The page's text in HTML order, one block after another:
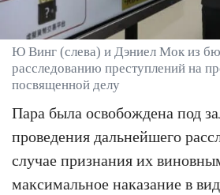
Ю Винг (слева) и Дэниел Мок из
расследованию преступлений на
посвященной делу
Пара была освобождена под
проведения дальнейшего
случае признания их
максимальное наказание в